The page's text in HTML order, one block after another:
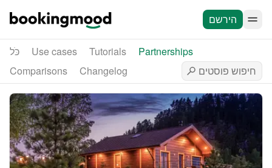
הירשם
כֹּל Use cases Tutorials
Partnerships
Comparisons
Changelog